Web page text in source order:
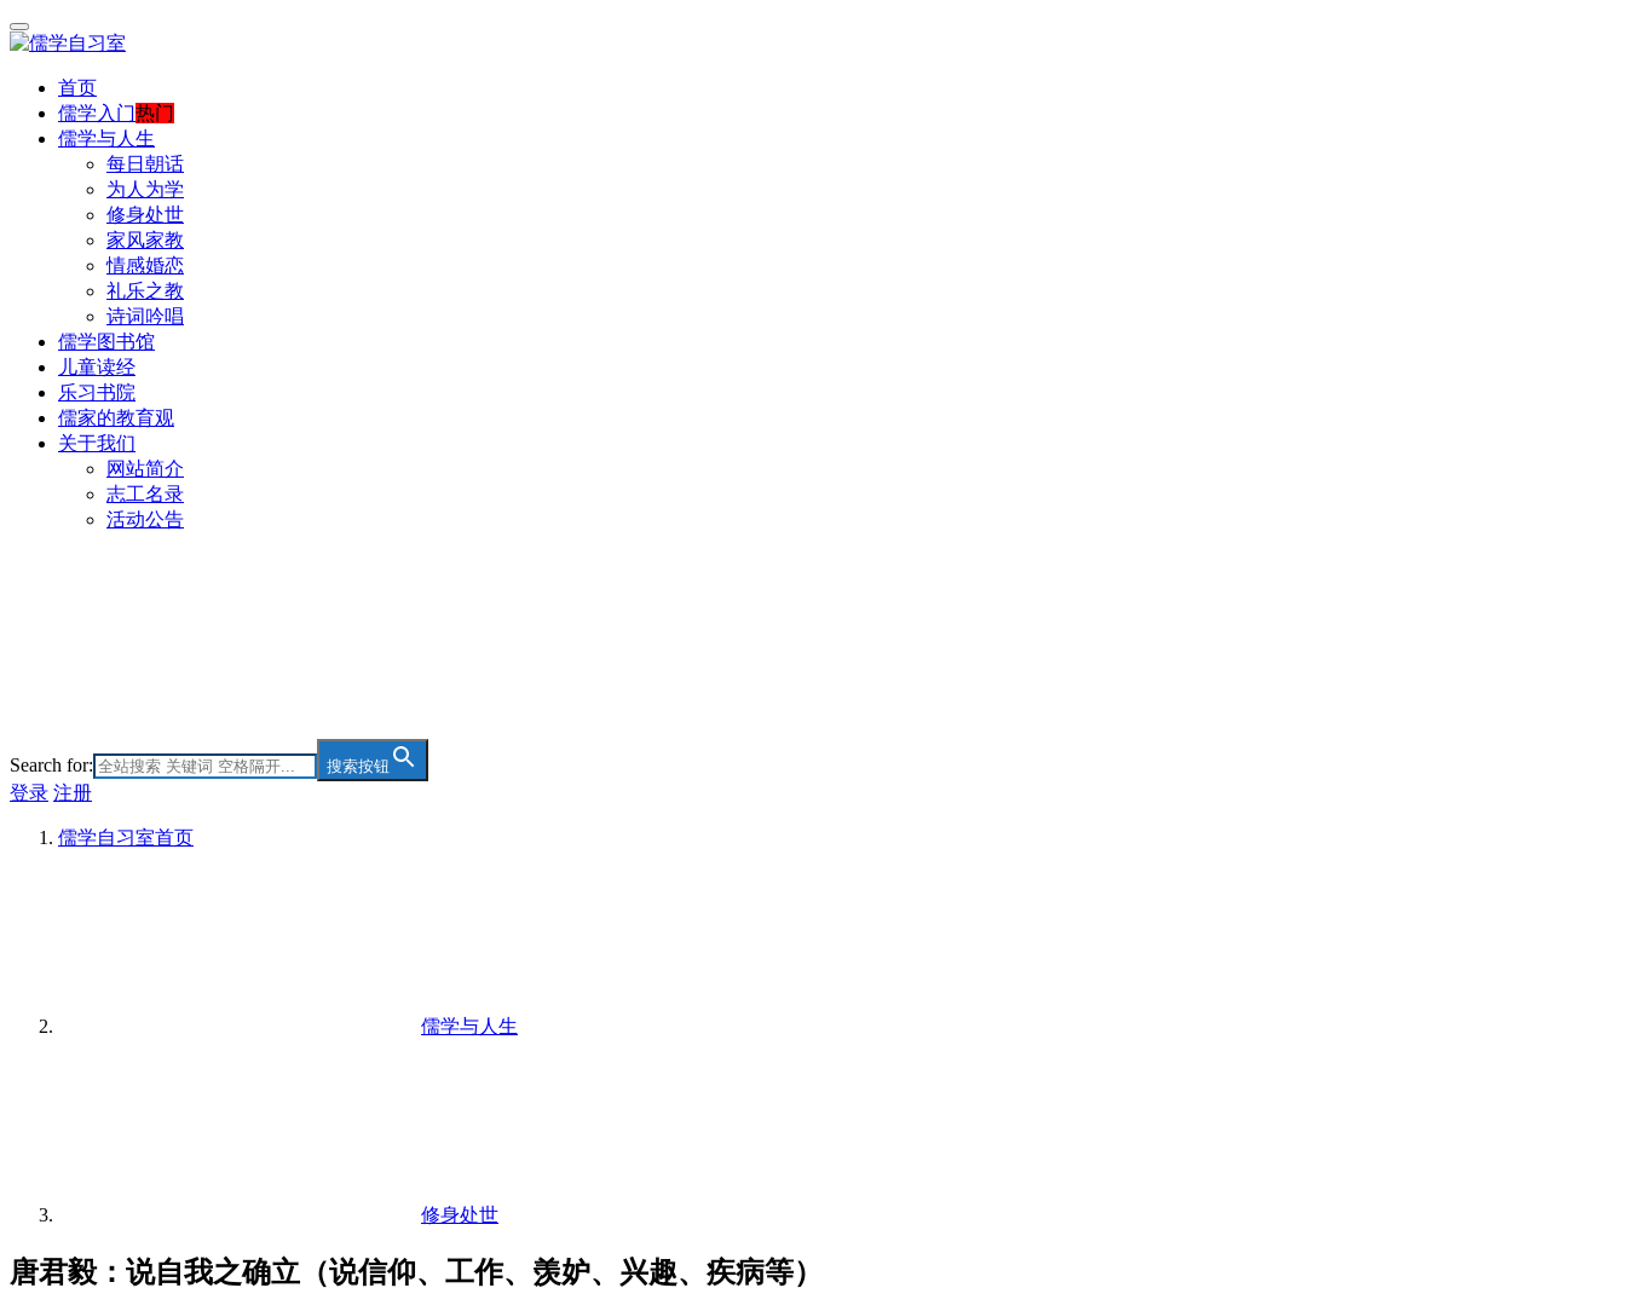
首页
儒学入门热门
儒学与人生
每日朝话
为人为学
修身处世
家风家教
情感婚恋
礼乐之教
诗词吟唱
儒学图书馆
儿童读经
乐习书院
儒家的教育观
关于我们
网站简介
志工名录
活动公告
Search for: 搜索按钮
登录 注册
儒学自习室首页
儒学与人生
修身处世
唐君毅：说自我之确立（说信仰、工作、羡妒、兴趣、疾病等）